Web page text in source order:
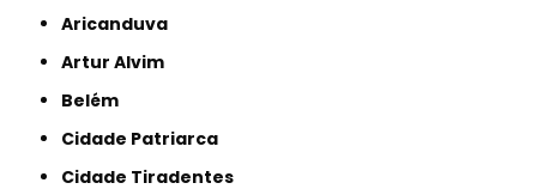
Aricanduva
Artur Alvim
Belém
Cidade Patriarca
Cidade Tiradentes